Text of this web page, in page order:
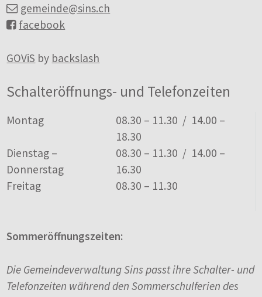
gemeinde@sins.ch
facebook
GOViS by backslash
Schalteröffnungs- und Telefonzeiten
TagÖffnungszeiten
Montag
08.30 – 11.30 / 14.00 –
18.30
Dienstag –
Donnerstag
08.30 – 11.30 / 14.00 –
16.30
Freitag
08.30 – 11.30
Sommeröffnungszeiten:
Die Gemeindeverwaltung Sins passt ihre Schalter- und
Telefonzeiten während den Sommerschulferien des